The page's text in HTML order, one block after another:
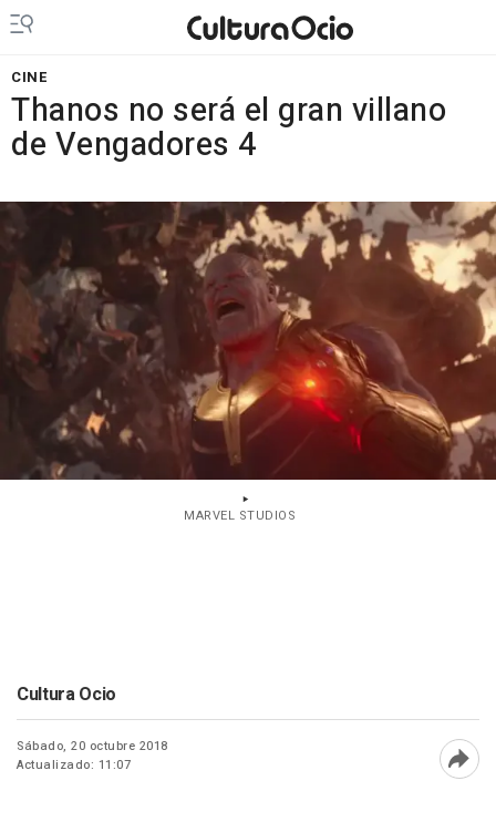
CINE
Thanos no será el gran villano
de Vengadores 4
MARVEL STUDIOS
Cultura Ocio
Sábado, 20 octubre 2018
Actualizado: 11:07